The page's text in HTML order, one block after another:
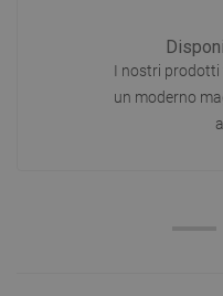
I nostri
un moderno